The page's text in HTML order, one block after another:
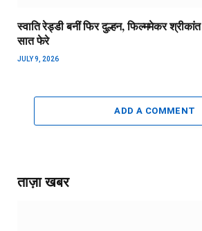
स्वाति रेड्डी बनीं फिर दुल्हन, फिल्ममेकर
सात फेरे
JULY 9, 2026
ADD A COMMENT
ताज़ा खबर